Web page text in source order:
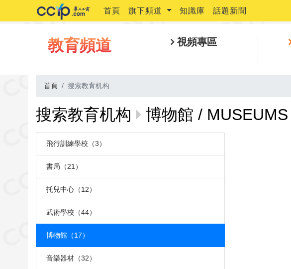
首頁 旗下頻道 知識庫 話題新聞
教育頻道 視頻專區
首頁 搜索教育机构
搜索教育机构 博物館 / MUSEUMS
飛行訓練學校（3）
書局（21）
托兒中心（12）
武術學校（44）
博物館（17）
音樂器材（32）